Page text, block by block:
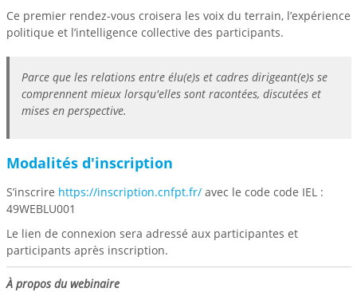
Ce premier rendez-vous croisera les voix du terrain, l’expérience
politique et l’intelligence collective des participants.
Parce que les relations entre élu(e)s et cadres dirigeant(e)s se
comprennent mieux lorsqu'elles sont racontées, discutées et
mises en perspective.
Modalités d'inscription
S’inscrire https://inscription.cnfpt.fr/avec le code code IEL :
49WEBLU001
Le lien de connexion sera adressé aux participantes et
participants après inscription.
À propos du webinaire